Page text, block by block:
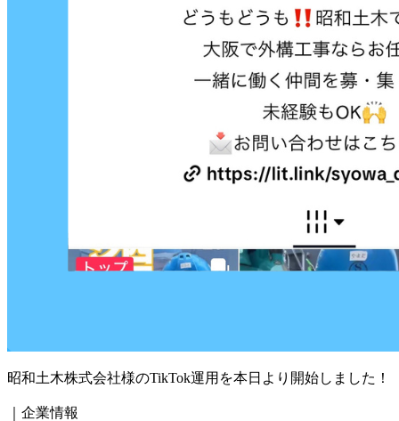
昭和土木株式会社様のTikTok運用を本日より開始しました！
｜企業情報